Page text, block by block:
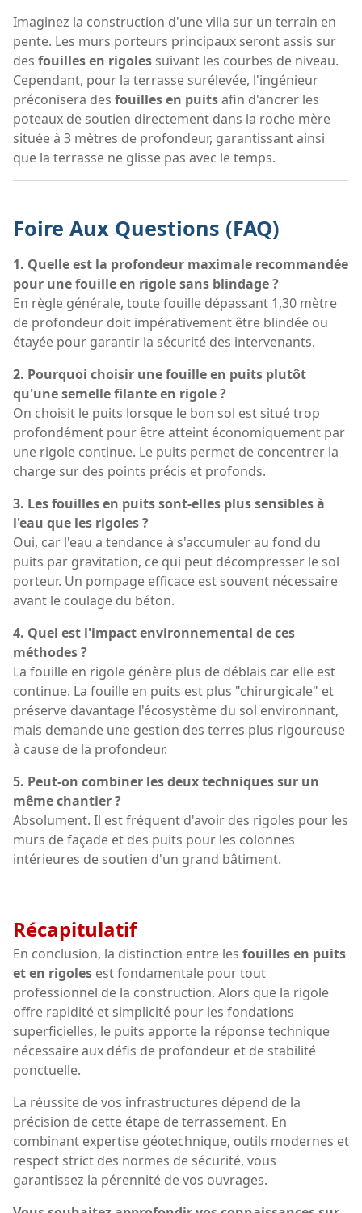
Imaginez la construction d'une villa sur un terrain en
pente. Les murs porteurs principaux seront assis sur
des fouilles en rigoles suivant les courbes de niveau.
Cependant, pour la terrasse surélevée, l'ingénieur
préconisera des fouilles en puitsafin d'ancrer les
poteaux de soutien directement dans la roche mère
située à 3 mètres de profondeur, garantissant ainsi
que la terrasse ne glisse pas avec le temps.
Foire Aux Questions (FAQ)
1. Quelle est la profondeur maximale recommandée
pour une fouille en rigole sans blindage ?
En règle générale, toute fouille dépassant 1,30 mètre
de profondeur doit impérativement être blindée ou
étayée pour garantir la sécurité des intervenants.
2. Pourquoi choisir une fouille en puits plutôt
qu'une semelle filante en rigole ?
On choisit le puits lorsque le bon sol est situé trop
profondément pour être atteint économiquement par
une rigole continue. Le puits permet de concentrer la
charge sur des points précis et profonds.
3. Les fouilles en puits sont-elles plus sensibles à
l'eau que les rigoles ?
Oui, car l'eau a tendance à s'accumuler au fond du
puits par gravitation, ce qui peut décompresser le sol
porteur. Un pompage efficace est souvent nécessaire
avant le coulage du béton.
4. Quel est l'impact environnemental de ces
méthodes ?
La fouille en rigole génère plus de déblais car elle est
continue. La fouille en puits est plus "chirurgicale" et
préserve davantage l'écosystème du sol environnant,
mais demande une gestion des terres plus rigoureuse
à cause de la profondeur.
5. Peut-on combiner les deux techniques sur un
même chantier ?
Absolument. Il est fréquent d'avoir des rigoles pour les
murs de façade et des puits pour les colonnes
intérieures de soutien d'un grand bâtiment.
Récapitulatif
En conclusion, la distinction entre les fouilles en puits
et en rigoles est fondamentale pour tout
professionnel de la construction. Alors que la rigole
offre rapidité et simplicité pour les fondations
superficielles, le puits apporte la réponse technique
nécessaire aux défis de profondeur et de stabilité
ponctuelle.
La réussite de vos infrastructures dépend de la
précision de cette étape de terrassement. En
combinant expertise géotechnique, outils modernes et
respect strict des normes de sécurité, vous
garantissez la pérennité de vos ouvrages.